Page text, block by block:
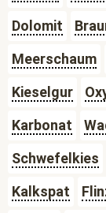
Dolomit
Meerschaum
Kieselgur
Karbonat
Schwefelkies
Kalkspat